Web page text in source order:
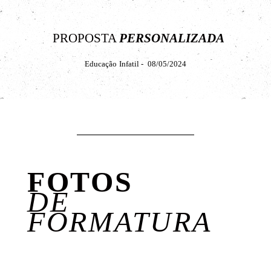
PROPOSTAPERSONALIZADA
Educação Infatil - 08/05/2024
FOTOS
DE
FORMATURA